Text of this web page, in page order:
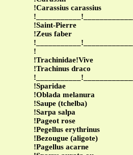
!Carassius carassius
!Saint-Pierre
!Zeus faber
!
!Trachinidae!Vive
!Trachinus draco
!Sparidae
!Oblada melanura
!Saupe (tchelba)
!Sarpa salpa
!Pageot rose
!Pegellus erythrinus
!Bezougue (aligote)
!Pagellus acarne